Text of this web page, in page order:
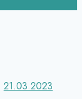
21.03.2023